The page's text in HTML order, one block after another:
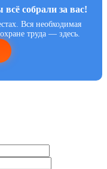
собрали за вас!
Вся необходимая
труда — здесь.